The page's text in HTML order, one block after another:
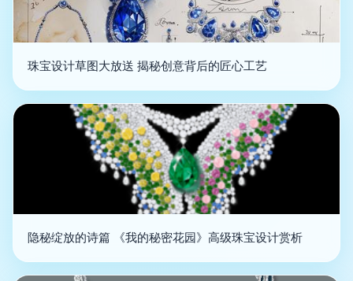
珠宝设计草图大放送 揭秘创意背后的匠心工艺
隐秘绽放的诗篇 《我的秘密花园》高级珠宝设计赏析